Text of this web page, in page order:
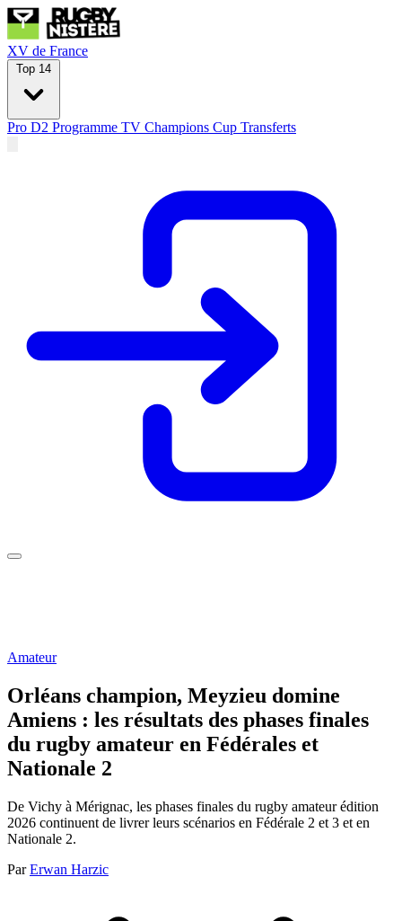
XV de France
Top 14
Pro D2 Programme TV Champions Cup Transferts
Amateur
Orléans champion, Meyzieu domine
Amiens : les résultats des phases finales
du rugby amateur en Fédérales et
Nationale 2
De Vichy à Mérignac, les phases finales du rugby amateur édition
2026 continuent de livrer leurs scénarios en Fédérale 2 et 3 et en
Nationale 2.
Par Erwan Harzic